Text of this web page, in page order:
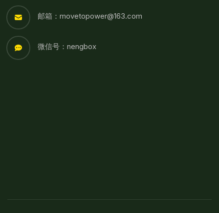
邮箱：movetopower@163.com
微信号：nengbox